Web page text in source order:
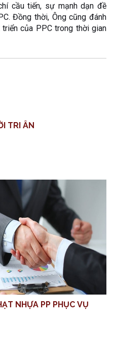
cầu tiến, sự mạnh dạn đề
Đồng thời, Ông cũng đánh
của PPC trong thời gian
TRI ÂN
NHỰA PP PHỤC VỤ